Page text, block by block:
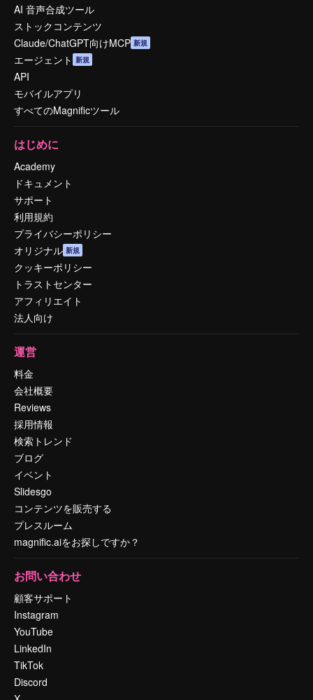
AI 音声合成ツール
ストックコンテンツ
Claude/ChatGPT向けMCP 新規
エージェント 新規
API
モバイルアプリ
すべてのMagnificツール
はじめに
Academy
ドキュメント
サポート
利用規約
プライバシーポリシー
オリジナル 新規
クッキーポリシー
トラストセンター
アフィリエイト
法人向け
運営
料金
会社概要
Reviews
採用情報
検索トレンド
ブログ
イベント
Slidesgo
コンテンツを販売する
プレスルーム
magnific.aiをお探しですか？
お問い合わせ
顧客サポート
Instagram
YouTube
LinkedIn
TikTok
Discord